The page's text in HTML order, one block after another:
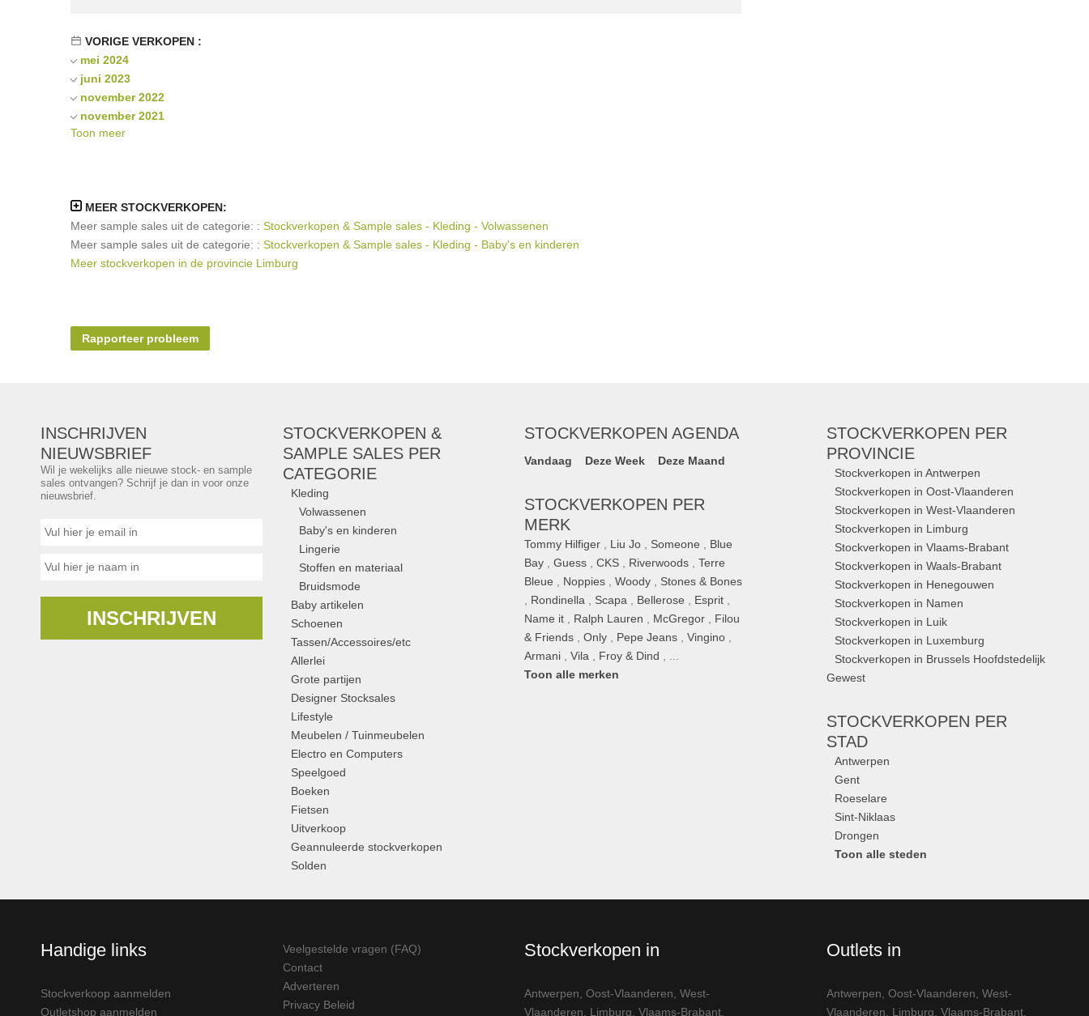
VORIGE VERKOPEN :
mei 2024
juni 2023
november 2022
november 2021
juni 2021
maart 2018
december 2017
november 2017
Toon meer
MEER STOCKVERKOPEN:
Meer sample sales uit de categorie: : Stockverkopen & Sample sales - Kleding - Volwassenen
Meer sample sales uit de categorie: : Stockverkopen & Sample sales - Kleding - Baby's en kinderen
Meer stockverkopen in de provincie Limburg
Rapporteer probleem
INSCHRIJVEN
NIEUWSBRIEF
Wil je wekelijks alle nieuwe stock- en sample
sales ontvangen? Schrijf je dan in voor onze
nieuwsbrief.
INSCHRIJVEN
STOCKVERKOPEN &
SAMPLE SALES PER
CATEGORIE
Kleding
Volwassenen
Baby's en kinderen
Lingerie
Stoffen en materiaal
Bruidsmode
Baby artikelen
Schoenen
Tassen/Accessoires/etc
Allerlei
Grote partijen
Designer Stocksales
Lifestyle
Meubelen / Tuinmeubelen
Electro en Computers
Speelgoed
Boeken
Fietsen
Uitverkoop
Geannuleerde stockverkopen
Solden
STOCKVERKOPEN AGENDA
Vandaag Deze Week Deze Maand
STOCKVERKOPEN PER
MERK
Tommy Hilfiger Liu Jo Someone
Blue
Bay ,Guess ,CKS Riverwoods ,Terre
Bleue
Noppies ,Woody
Stones & Bones
Rondinella Scapa Bellerose Esprit
Name it
Ralph Lauren McGregor
Filou
& Friends ,Only Pepe Jeans ,Vingino
Armani ,Vila Froy & Dind
Toon alle merken
STOCKVERKOPEN PER
PROVINCIE
Stockverkopen in Antwerpen
Stockverkopen in Oost-Vlaanderen
Stockverkopen in West-Vlaanderen
Stockverkopen in Limburg
Stockverkopen in Vlaams-Brabant
Stockverkopen in Waals-Brabant
Stockverkopen in Henegouwen
Stockverkopen in Namen
Stockverkopen in Luik
Stockverkopen in Luxemburg
Stockverkopen in Brussels Hoofdstedelijk
Gewest
STOCKVERKOPEN PER
STAD
Antwerpen
Gent
Roeselare
Sint-Niklaas
Drongen
Toon alle steden
Handige links
Stockverkoop aanmelden
Outletshop aanmelden
Veelgestelde vragen (FAQ)
Contact
Adverteren
Privacy Beleid
Stockverkopen in
Antwerpen ,Oost-Vlaanderen ,West-
Vlaanderen
Limburg ,Vlaams-Brabant
Outlets in
Antwerpen ,Oost-Vlaanderen ,West-
Vlaanderen
Limburg ,Vlaams-Brabant